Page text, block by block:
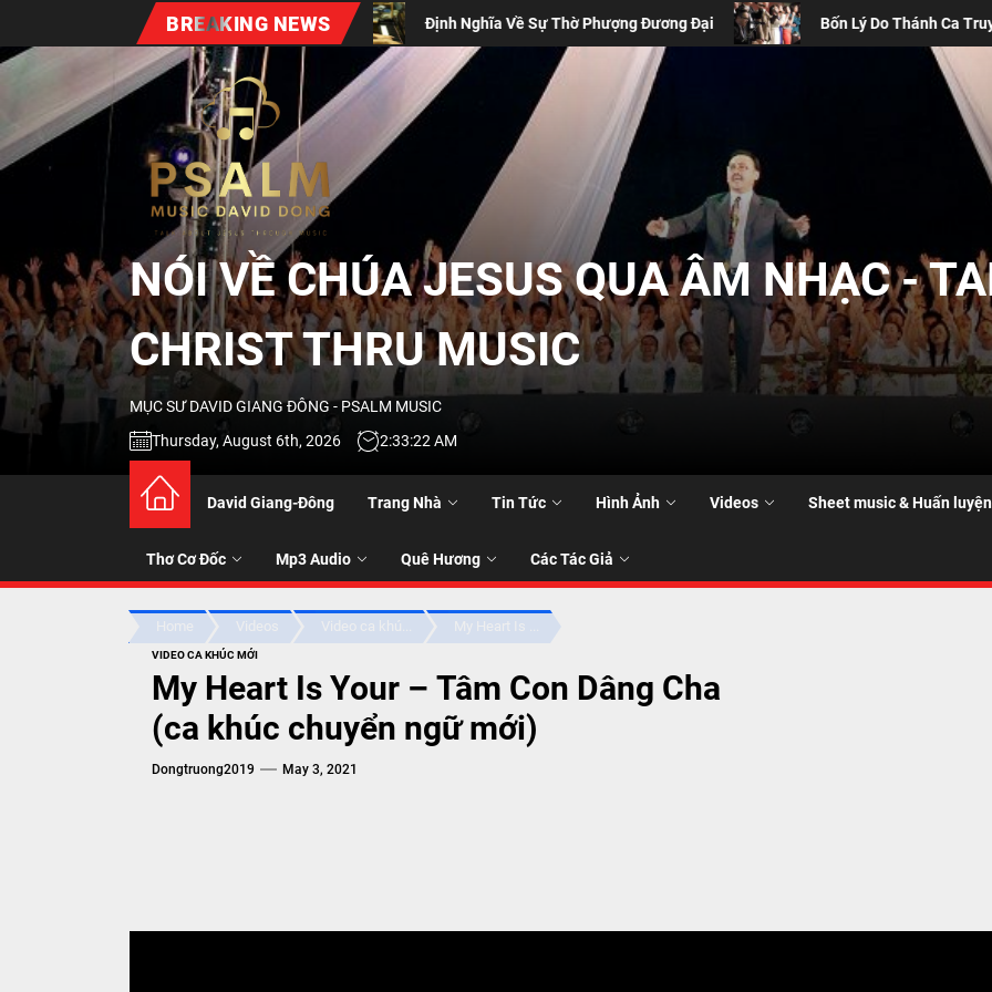
the
BREAKING NEWS
Định Nghĩa Về Sự Thờ Phượng Đương Đại Bốn Lý Do Thánh Ca Truyền Thống Vẫn Cần Thiết
NÓI
VỀ
CHÚA
JESUS
QUA
ÂM
NHẠC
-
TALK
ABOUT
THRU
NÓI VỀ CHÚA JESUS QUA ÂM NHẠC -
CHRIST THRU MUSIC
MỤC SƯ DAVID GIANG ĐÔNG - PSALM MUSIC
Thursday, August 6th, 2026
2:33:23 AM
David Giang-Đông Trang Nhà Tin Tức Hình Ảnh Videos Sheet music & Huấn luyện
Thơ Cơ Đốc Mp3 Audio Quê Hương Các Tác Giả
Home Videos Video ca khú... My Heart Is ...
VIDEO CA KHÚC MỚI
My Heart Is Your – Tâm Con Dâng Cha
(ca khúc chuyển ngữ mới)
Dongtruong2019 May 3, 2021